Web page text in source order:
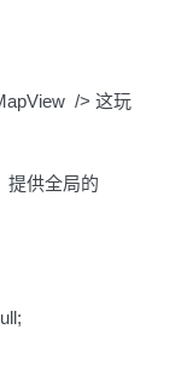
/> 这玩
提供全局的